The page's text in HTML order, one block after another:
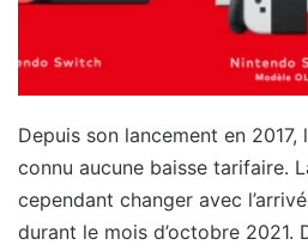
Depuis son lancement en 2017,
connu aucune baisse tarifaire.
cependant changer avec
durant le mois d’octobre 2021.